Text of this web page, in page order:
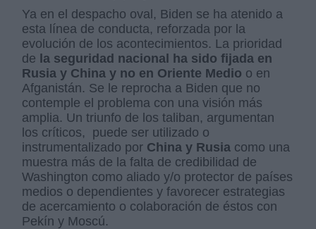
Ya en el despacho oval, Biden se ha atenido a
esta línea de conducta, reforzada por la
evolución de los acontecimientos. La prioridad
de la seguridad nacional ha sido fijada en
Rusia y China y no en Oriente Medio o en
Afganistán. Se le reprocha a Biden que no
contemple el problema con una visión más
amplia. Un triunfo de los taliban, argumentan
los críticos,
puede ser utilizado o
instrumentalizado por China y Rusia como una
muestra más de la falta de credibilidad de
Washington como aliado y/o protector de países
medios o dependientes y favorecer estrategias
de acercamiento o colaboración de éstos con
Pekín y Moscú.